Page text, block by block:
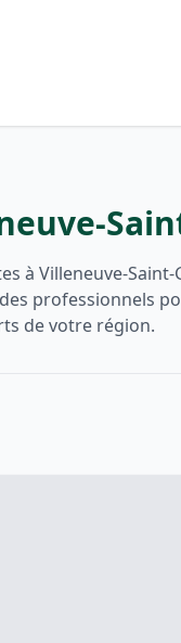
à Villeneuve-
professionnels
de votre région.